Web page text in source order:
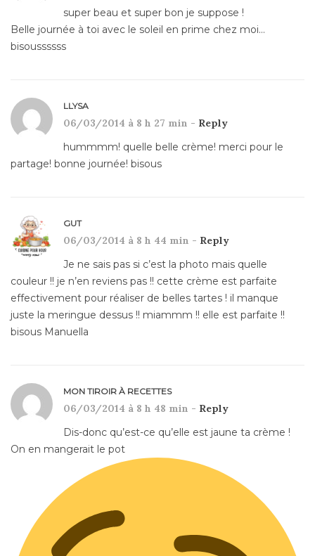
super beau et super bon je suppose !
Belle journée à toi avec le soleil en prime chez moi…
bisoussssss
LLYSA
06/03/2014 à 8 h 27 min - Reply
hummmm! quelle belle crème! merci pour le
partage! bonne journée! bisous
GUT
06/03/2014 à 8 h 44 min - Reply
Je ne sais pas si c’est la photo mais quelle
couleur !! je n’en reviens pas !! cette crème est parfaite
effectivement pour réaliser de belles tartes ! il manque
juste la meringue dessus !! miammm !! elle est parfaite !!
bisous Manuella
MON TIROIR À RECETTES
06/03/2014 à 8 h 48 min - Reply
Dis-donc qu’est-ce qu’elle est jaune ta crème !
On en mangerait le pot